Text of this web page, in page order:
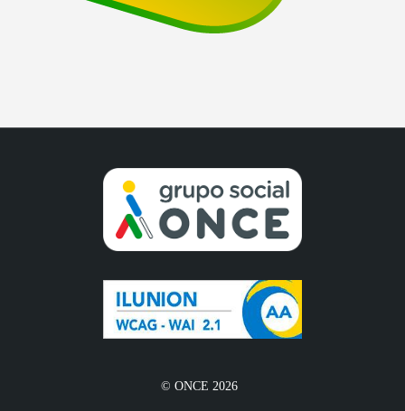
© ONCE 2026